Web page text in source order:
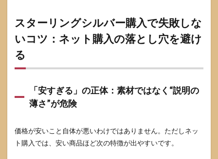
スターリングシルバー購入で失敗しな
いコツ：ネット購入の落とし穴を避け
る
「安すぎる」の正体：素材ではなく“説明の
薄さ”が危険
価格が安いこと自体が悪いわけではありません。ただしネッ
ト購入では、安い商品ほど次の特徴が出やすいです。